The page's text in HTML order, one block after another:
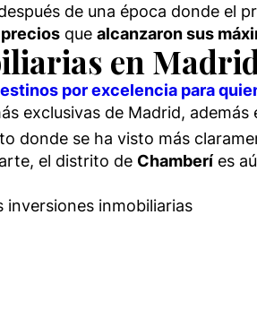
de una época donde el
que alcanzaron sus
en
por excelencia para
exclusivas de Madrid, además
donde se ha visto más
el distrito de Chamberí es
inversiones inmobiliarias